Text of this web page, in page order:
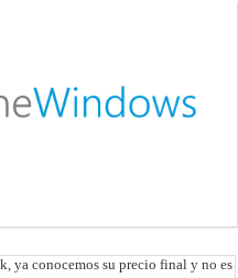
ya conocemos su precio final y no es